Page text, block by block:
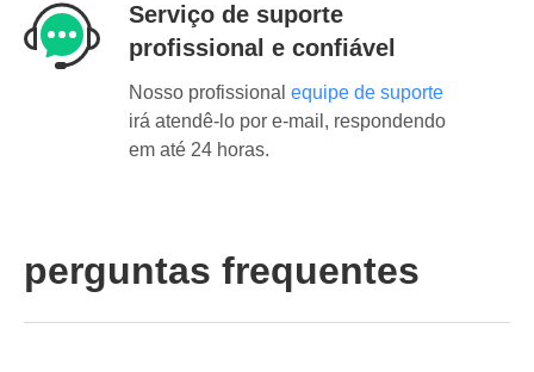
Serviço de suporte
profissional e confiável
Nosso profissional equipe de suporte
irá atendê-lo por e-mail, respondendo
em até 24 horas.
perguntas frequentes